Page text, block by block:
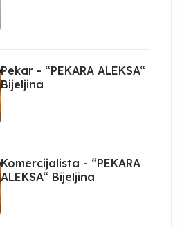
Pekar - “PEKARA ALEKSA“
Bijeljina
Komercijalista - “PEKARA
ALEKSA“ Bijeljina